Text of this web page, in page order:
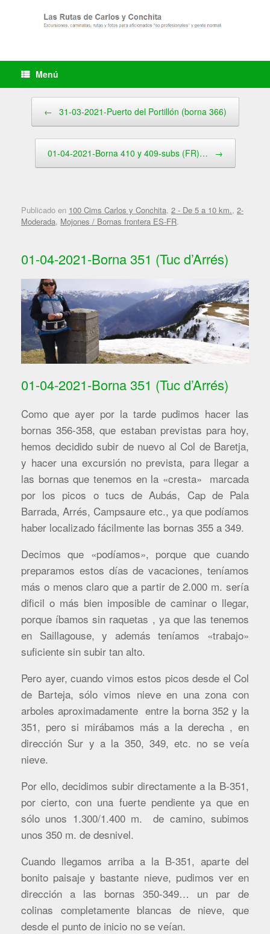
Menú
← 31-03-2021-Puerto del Portillón (borna 366)
01-04-2021-Borna 410 y 409-subs (FR)… →
Publicado en 100 Cims Carlos y Conchita, 2 - De 5 a 10 km., 2-
Moderada, Mojones / Bornas frontera ES-FR.
01-04-2021-Borna 351 (Tuc d’Arrés)
01-04-2021-Borna 351 (Tuc d’Arrés)
Como que ayer por la tarde pudimos hacer las
bornas 356-358, que estaban previstas para hoy,
hemos decidido subir de nuevo al Col de Baretja,
y hacer una excursión no prevista, para llegar a
las bornas que tenemos en la «cresta» marcada
por los picos o tucs de Aubás, Cap de Pala
Barrada, Arrés, Campsaure etc., ya que podíamos
haber localizado fácilmente las bornas 355 a 349.
Decimos que «podíamos», porque que cuando
preparamos estos días de vacaciones, teníamos
más o menos claro que a partir de 2.000 m. sería
dificil o más bien imposible de caminar o llegar,
porque íbamos sin raquetas , ya que las tenemos
en Saillagouse, y además teníamos «trabajo»
suficiente sin subir tan alto.
Pero ayer, cuando vimos estos picos desde el Col
de Barteja, sólo vimos nieve en una zona con
arboles aproximadamente entre la borna 352 y la
351, pero si mirábamos más a la derecha , en
dirección Sur y a la 350, 349, etc. no se veía
nieve.
Por ello, decidimos subir directamente a la B-351,
por cierto, con una fuerte pendiente ya que en
sólo unos 1.300/1.400 m. de camino, subimos
unos 350 m. de desnivel.
Cuando llegamos arriba a la B-351, aparte del
bonito paisaje y bastante nieve, pudimos ver en
dirección a las bornas 350-349… un par de
colinas completamente blancas de nieve, que
desde el punto de inicio no se veían.